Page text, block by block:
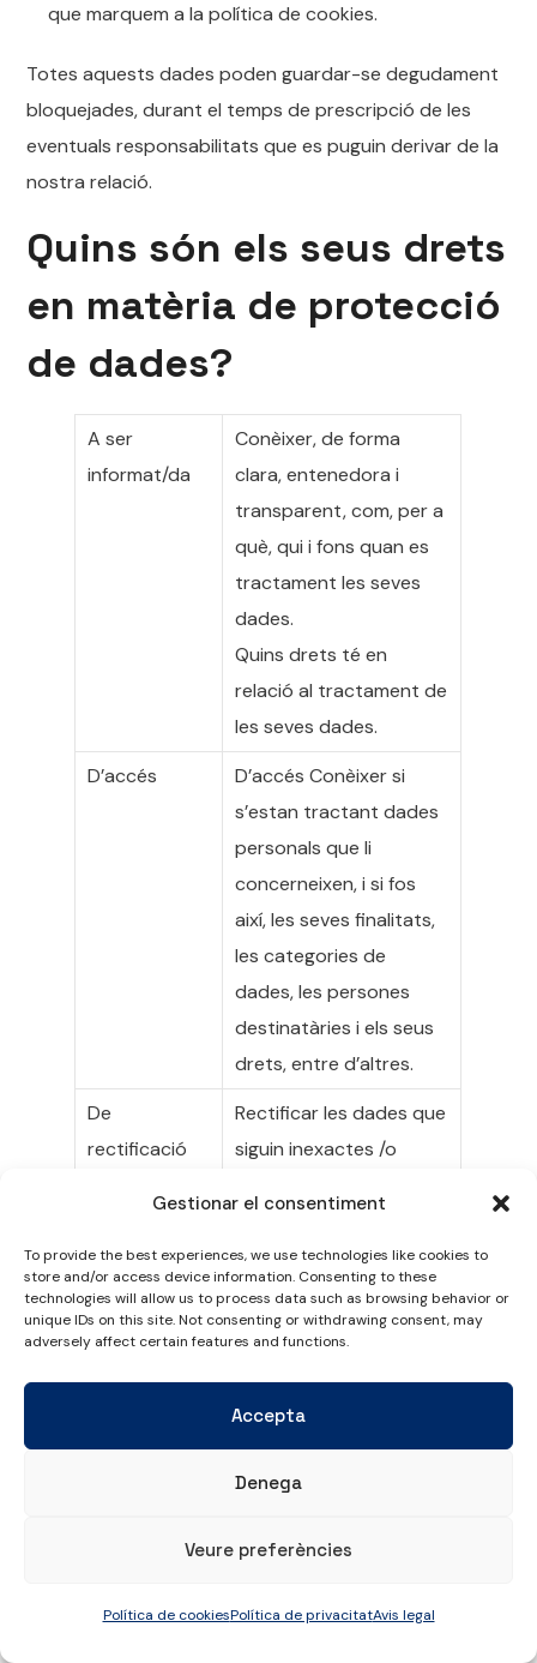
Gestionar el consentiment
To provide the best experiences, we use technologies like cookies to
store and/or access device information. Consenting to these
technologies will allow us to process data such as browsing behavior or
unique IDs on this site. Not consenting or withdrawing consent, may
adversely affect certain features and functions.
Accepta
Denega
Veure preferències
Política de cookiesPolítica de privacitatAvis legal
que marquem a la política de cookies.
Totes aquests dades poden guardar-se degudament
bloquejades, durant el temps de prescripció de les
eventuals responsabilitats que es puguin derivar de la
nostra relació.
Quins són els seus drets
en matèria de protecció
de dades?
A ser
informat/da
Conèixer, de forma
clara, entenedora i
transparent, com, per a
què, qui i fons quan es
tractament les seves
dades.
Quins drets té en
relació al tractament de
les seves dades.
D’accés
D’accés Conèixer si
s’estan tractant dades
personals que li
concerneixen, i si fos
així, les seves finalitats,
les categories de
dades, les persones
destinatàries i els seus
drets, entre d’altres.
De
rectificació
Rectificar les dades que
siguin inexactes /o
De supressió
(oblit)
En aquells casos
recollits a la normativa,
el dret a que les seves
dades siguin
esborrades o
eliminades. Tot i que és
possible que les
degudament
imperatiu legal durant el